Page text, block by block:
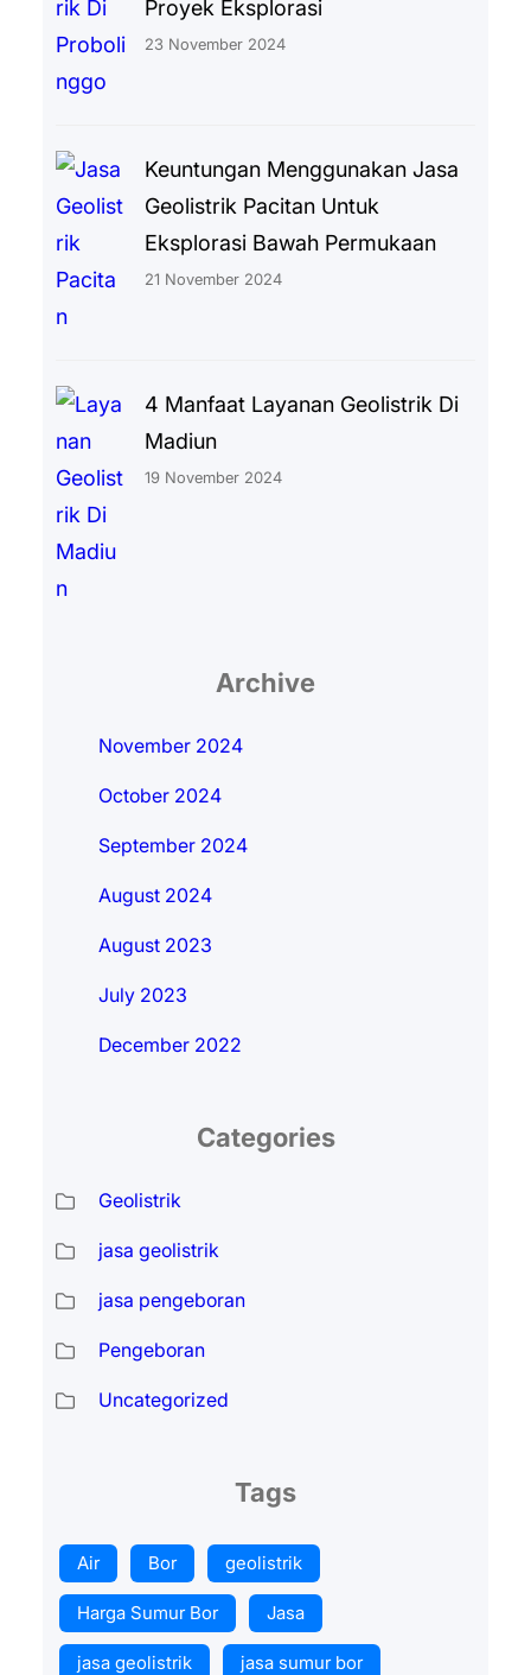
Proyek Eksplorasi
23 November 2024
Keuntungan Menggunakan Jasa
Geolistrik Pacitan Untuk
Eksplorasi Bawah Permukaan
21 November 2024
4 Manfaat Layanan Geolistrik Di
Madiun
19 November 2024
Archive
November 2024
October 2024
September 2024
August 2024
August 2023
July 2023
December 2022
Categories
Geolistrik
jasa geolistrik
jasa pengeboran
Pengeboran
Uncategorized
Tags
Air Bor geolistrik
Harga Sumur Bor Jasa
jasa geolistrik jasa sumur bor